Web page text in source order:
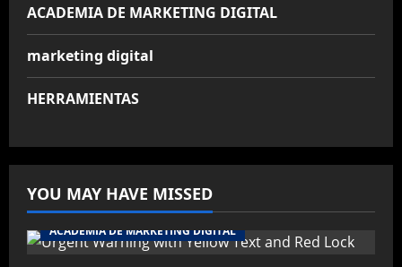
ACADEMIA DE MARKETING DIGITAL
marketing digital
HERRAMIENTAS
YOU MAY HAVE MISSED
ACADEMIA DE MARKETING DIGITAL